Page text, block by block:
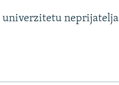
univerzitetu neprijatelja